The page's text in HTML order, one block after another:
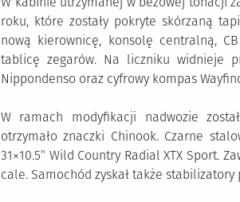
roku, które zostały pokryte skórzaną
nową kierownicę, konsolę centralną,
tablicę zegarów. Na liczniku widnieje
Nippondenso oraz cyfrowy kompas
W ramach modyfikacji nadwozie
otrzymało znaczki Chinook. Czarne
31×10.5″ Wild Country Radial XTX Sport.
cale. Samochód zyskał także